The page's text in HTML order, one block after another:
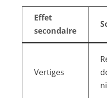
Effet
secondaire
Vertiges